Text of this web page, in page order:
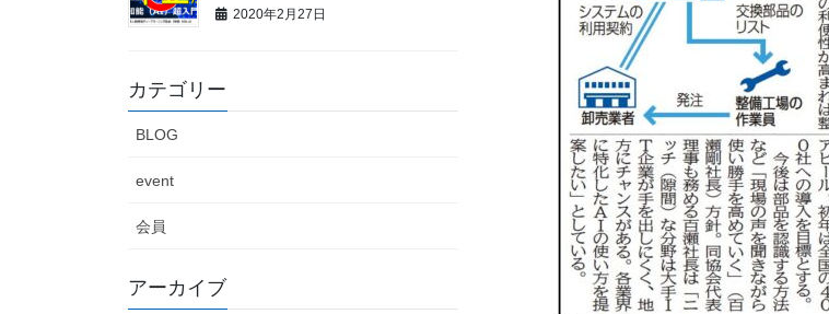
2020年2月27日
カテゴリー
BLOG
event
会員
アーカイブ